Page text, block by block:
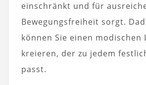
einschränkt und für
Bewegungsfreiheit sorgt.
können Sie einen modischen
kreieren, der zu jedem
passt.